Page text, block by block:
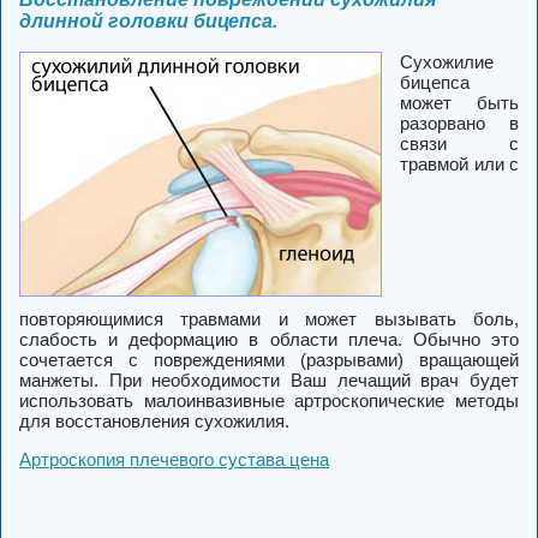
длинной головки бицепса.
Сухожилие
бицепса
может быть
разорвано в
связи с
травмой или с
повторяющимися травмами и может вызывать боль,
слабость и деформацию в области плеча. Обычно это
сочетается с повреждениями (разрывами) вращающей
манжеты. При необходимости Ваш лечащий врач будет
использовать малоинвазивные артроскопические методы
для восстановления сухожилия.
Артроскопия плечевого сустава цена